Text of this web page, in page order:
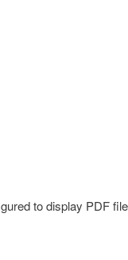
to display PDF